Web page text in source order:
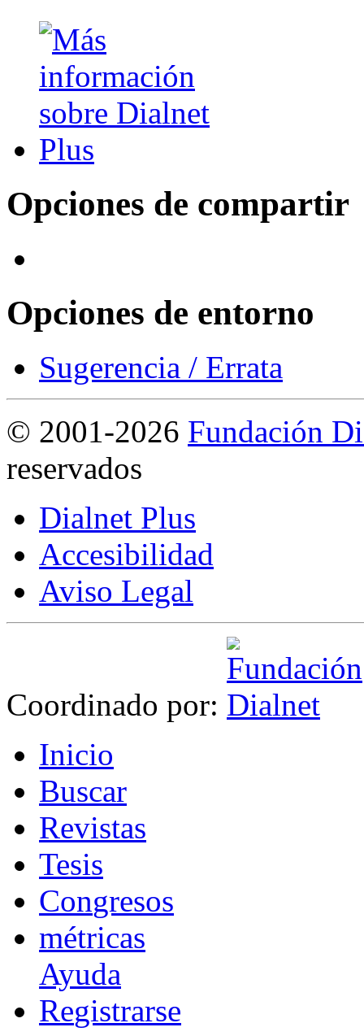
Opciones de compartir
Opciones de entorno
Sugerencia / Errata
© 2001-2026 Fundación
reservados
Dialnet Plus
Accesibilidad
Aviso Legal
Coordinado por:
Inicio
Buscar
Revistas
Tesis
Congresos
métricas
Ayuda
Registrarse